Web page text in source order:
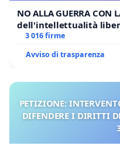
NO ALLA GUERRA CON
dell'intellettualità
3 016 firme
Avviso di trasparenza
PETIZIONE:
DIFENDERE I DIRITTI